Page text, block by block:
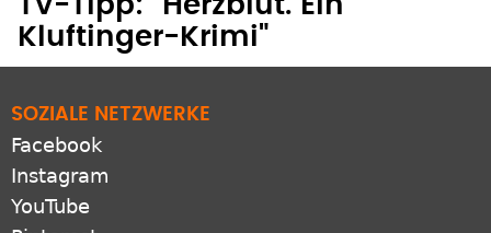
Kluftinger-Krimi"
Facebook
Instagram
YouTube
Pinterest